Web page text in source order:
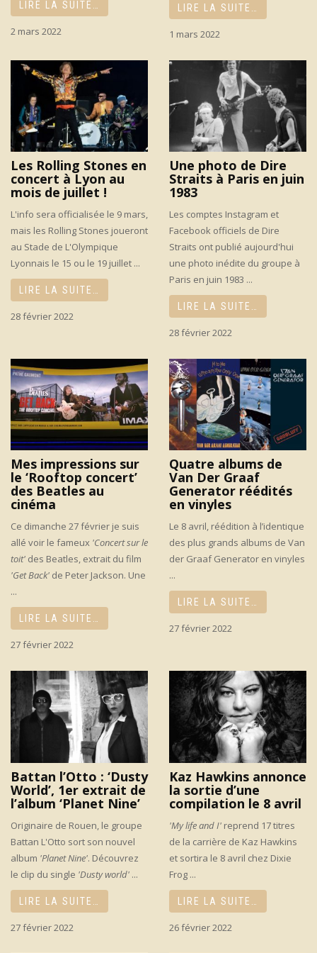
LIRE LA SUITE…
2 mars 2022
LIRE LA SUITE…
1 mars 2022
Les Rolling Stones en
concert à Lyon au
mois de juillet !
L'info sera officialisée le 9 mars,
mais les Rolling Stones joueront
au Stade de L'Olympique
Lyonnais le 15 ou le 19 juillet ...
LIRE LA SUITE…
28 février 2022
Une photo de Dire
Straits à Paris en juin
1983
Les comptes Instagram et
Facebook officiels de Dire
Straits ont publié aujourd'hui
une photo inédite du groupe à
Paris en juin 1983 ...
LIRE LA SUITE…
28 février 2022
Mes impressions sur
le ‘Rooftop concert’
des Beatles au
cinéma
Ce dimanche 27 février je suis
allé voir le fameux 'Concert sur le
toit' des Beatles, extrait du film
'Get Back' de Peter Jackson. Une
...
LIRE LA SUITE…
27 février 2022
Quatre albums de
Van Der Graaf
Generator réédités
en vinyles
Le 8 avril, réédition à l’identique
des plus grands albums de Van
der Graaf Generator en vinyles
...
LIRE LA SUITE…
27 février 2022
Battan l’Otto : ‘Dusty
World’, 1er extrait de
l’album ‘Planet Nine’
Originaire de Rouen, le groupe
Battan L'Otto sort son nouvel
album 'Planet Nine'. Découvrez
le clip du single 'Dusty world' ...
LIRE LA SUITE…
27 février 2022
Kaz Hawkins annonce
la sortie d’une
compilation le 8 avril
'My life and I' reprend 17 titres
de la carrière de Kaz Hawkins
et sortira le 8 avril chez Dixie
Frog ...
LIRE LA SUITE…
26 février 2022